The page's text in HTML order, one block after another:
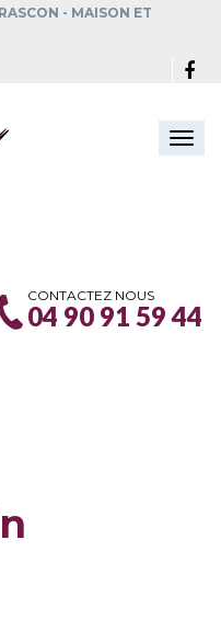
- MAISON ET
CONTACTEZ NOUS
04 90 91 59 44